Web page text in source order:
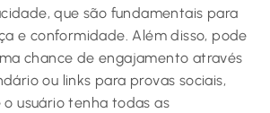
que são fundamentais para
e conformidade. Além disso, pode
chance de engajamento através
ou links para provas sociais,
o usuário tenha todas as